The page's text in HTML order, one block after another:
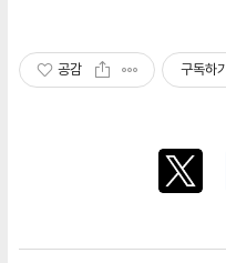
공감 구독하기